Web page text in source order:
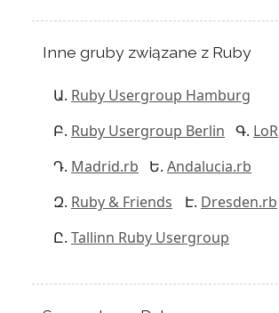
Inne gruby związane z Ruby
Ruby Usergroup Hamburg
Ruby Usergroup Berlin
LoR
Madrid.rb
Andalucia.rb
Ruby & Friends
Dresden.rb
Tallinn Ruby Usergroup